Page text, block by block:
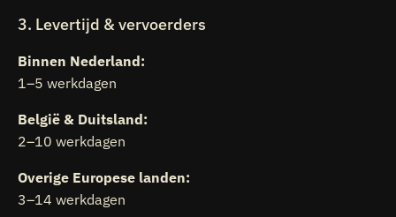
3. Levertijd & vervoerders
Binnen Nederland:
1–5 werkdagen
België & Duitsland:
2–10 werkdagen
Overige Europese landen:
3–14 werkdagen